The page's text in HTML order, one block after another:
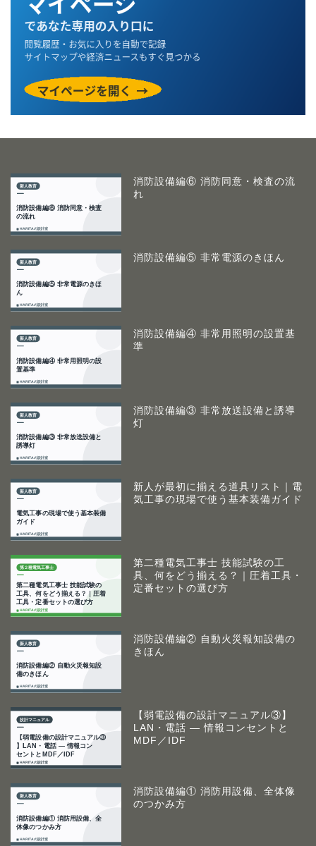
消防設備編⑥ 消防同意・検査の流
れ
消防設備編⑤ 非常電源のきほん
消防設備編④ 非常用照明の設置基
準
消防設備編③ 非常放送設備と誘導
灯
新人が最初に揃える道具リスト｜電
気工事の現場で使う基本装備ガイド
第二種電気工事士 技能試験の工
具、何をどう揃える？｜圧着工具・
定番セットの選び方
消防設備編② 自動火災報知設備の
きほん
【弱電設備の設計マニュアル③】
LAN・電話 ― 情報コンセントと
MDF／IDF
消防設備編① 消防用設備、全体像
のつかみ方